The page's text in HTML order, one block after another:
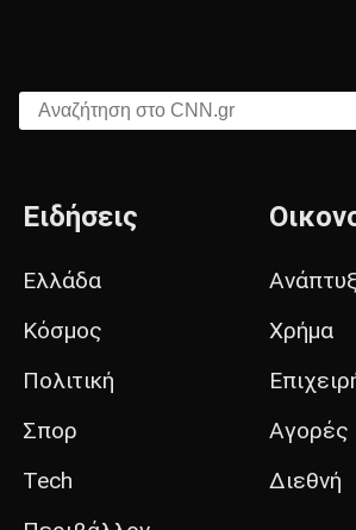
Αναζήτηση στο CNN.gr
Ειδήσεις
Ελλάδα
Κόσμος
Πολιτική
Σπορ
Tech
Χρήμα
Αγορές
Διεθνή